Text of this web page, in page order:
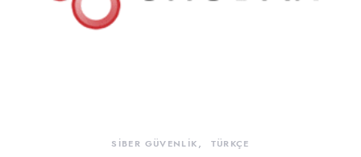
SİBER GÜVENLİK TÜRKÇE